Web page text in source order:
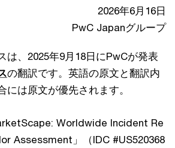
2026年6月16日
PwC Japanグループ
は、2025年9月18日にPwCが発表
の翻訳です。英語の原文と翻訳内
には原文が優先されます。
Worldwide Incident Re
Assessment」（IDC #US520368